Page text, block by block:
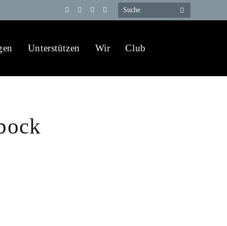
Telegram
YouTube
X
WhatsApp
Unterstützen Wir Club